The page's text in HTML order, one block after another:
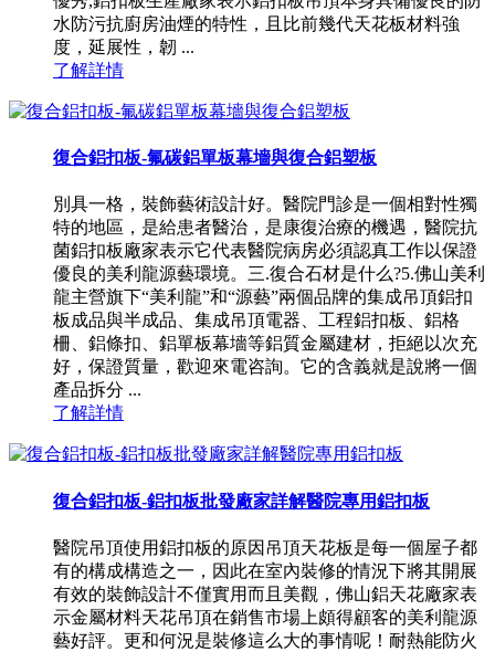
水防污抗廚房油煙的特性，且比前幾代天花板材料強
度，延展性，韌 ...
了解詳情
復合鋁扣板-氟碳鋁單板幕墻與復合鋁塑板
別具一格，裝飾藝術設計好。醫院門診是一個相對性獨
特的地區，是給患者醫治，是康復治療的機遇，醫院抗
菌鋁扣板廠家表示它代表醫院病房必須認真工作以保證
優良的美利龍源藝環境。三.復合石材是什么?5.佛山美利
龍主營旗下“美利龍”和“源藝”兩個品牌的集成吊頂鋁扣
板成品與半成品、集成吊頂電器、工程鋁扣板、鋁格
柵、鋁條扣、鋁單板幕墻等鋁質金屬建材，拒絕以次充
好，保證質量，歡迎來電咨詢。它的含義就是說將一個
產品拆分 ...
了解詳情
復合鋁扣板-鋁扣板批發廠家詳解醫院專用鋁扣板
醫院吊頂使用鋁扣板的原因吊頂天花板是每一個屋子都
有的構成構造之一，因此在室內裝修的情況下將其開展
有效的裝飾設計不僅實用而且美觀，佛山鋁天花廠家表
示金屬材料天花吊頂在銷售市場上頗得顧客的美利龍源
藝好評。更和何況是裝修這么大的事情呢！耐熱能防火